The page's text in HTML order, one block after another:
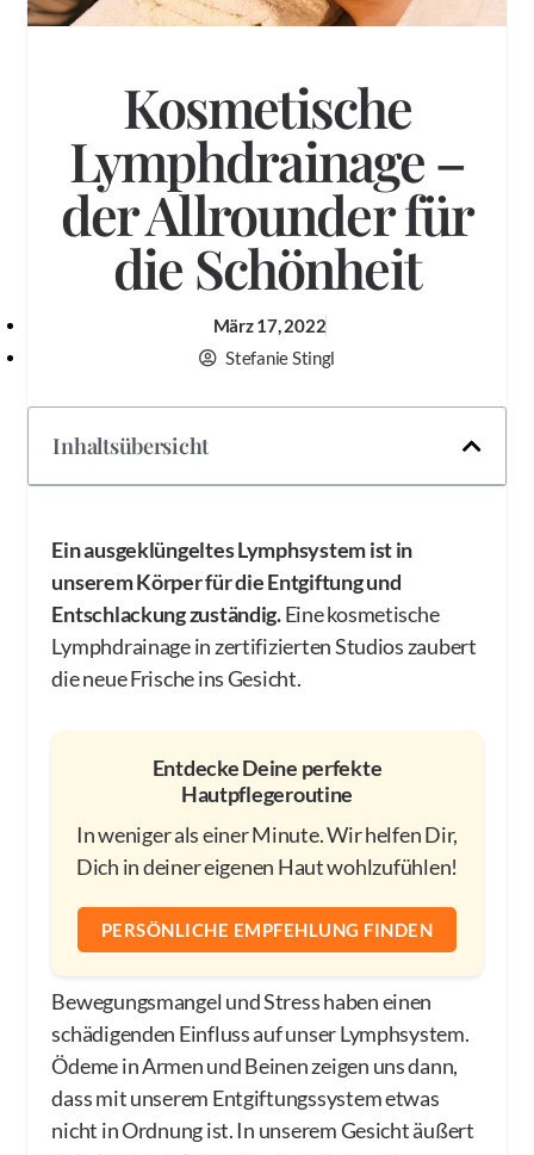
Kosmetische
Lymphdrainage –
der Allrounder für
die Schönheit
März 17, 2022
Stefanie Stingl
Inhaltsübersicht
Ein ausgeklüngeltes Lymphsystem ist in
unserem Körper für die Entgiftung und
Entschlackung zuständig.Eine kosmetische
Lymphdrainage in zertifizierten Studios zaubert
die neue Frische ins Gesicht.
Entdecke Deine perfekte
Hautpflegeroutine
In weniger als einer Minute. Wir helfen Dir,
Dich in deiner eigenen Haut wohlzufühlen!
PERSÖNLICHE EMPFEHLUNG FINDEN
Bewegungsmangel und Stress haben einen
schädigenden Einfluss auf unser Lymphsystem.
Ödeme in Armen und Beinen zeigen uns dann,
dass mit unserem Entgiftungssystem etwas
nicht in Ordnung ist. In unserem Gesicht äußert